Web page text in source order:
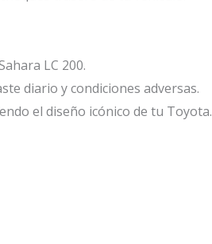
LC 200.
diario y condiciones adversas.
el diseño icónico de tu Toyota.